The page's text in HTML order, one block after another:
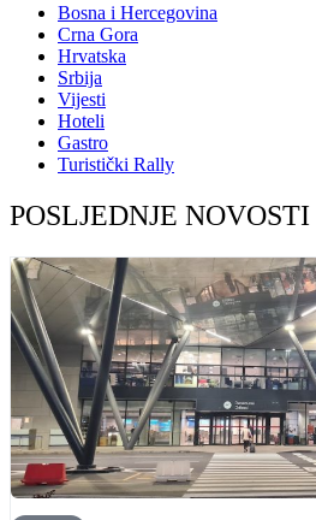
Bosna i Hercegovina
Crna Gora
Hrvatska
Srbija
Vijesti
Hoteli
Gastro
Turistički Rally
POSLJEDNJE NOVOSTI